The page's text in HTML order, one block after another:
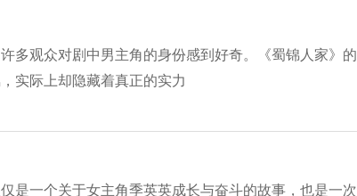
多观众对剧中男主角的身份感到好奇。《蜀锦人家》的
实际上却隐藏着真正的实力
是一个关于女主角季英英成长与奋斗的故事，也是一次